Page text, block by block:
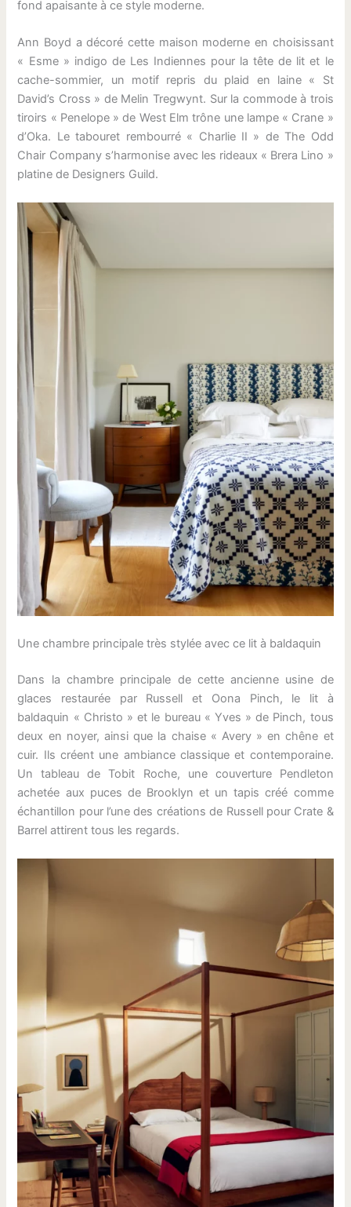
fond apaisante à ce style moderne.
Ann Boyd a décoré cette maison moderne en choisissant
« Esme » indigo de Les Indiennes pour la tête de lit et le
cache-sommier, un motif repris du plaid en laine « St
David’s Cross » de Melin Tregwynt. Sur la commode à trois
tiroirs « Penelope » de West Elm trône une lampe « Crane »
d’Oka. Le tabouret rembourré « Charlie II » de The Odd
Chair Company s’harmonise avec les rideaux « Brera Lino »
platine de Designers Guild.
Une chambre principale très stylée avec ce lit à baldaquin
Dans la chambre principale de cette ancienne usine de
glaces restaurée par Russell et Oona Pinch, le lit à
baldaquin « Christo » et le bureau « Yves » de Pinch, tous
deux en noyer, ainsi que la chaise « Avery » en chêne et
cuir. Ils créent une ambiance classique et contemporaine.
Un tableau de Tobit Roche, une couverture Pendleton
achetée aux puces de Brooklyn et un tapis créé comme
échantillon pour l’une des créations de Russell pour Crate &
Barrel attirent tous les regards.